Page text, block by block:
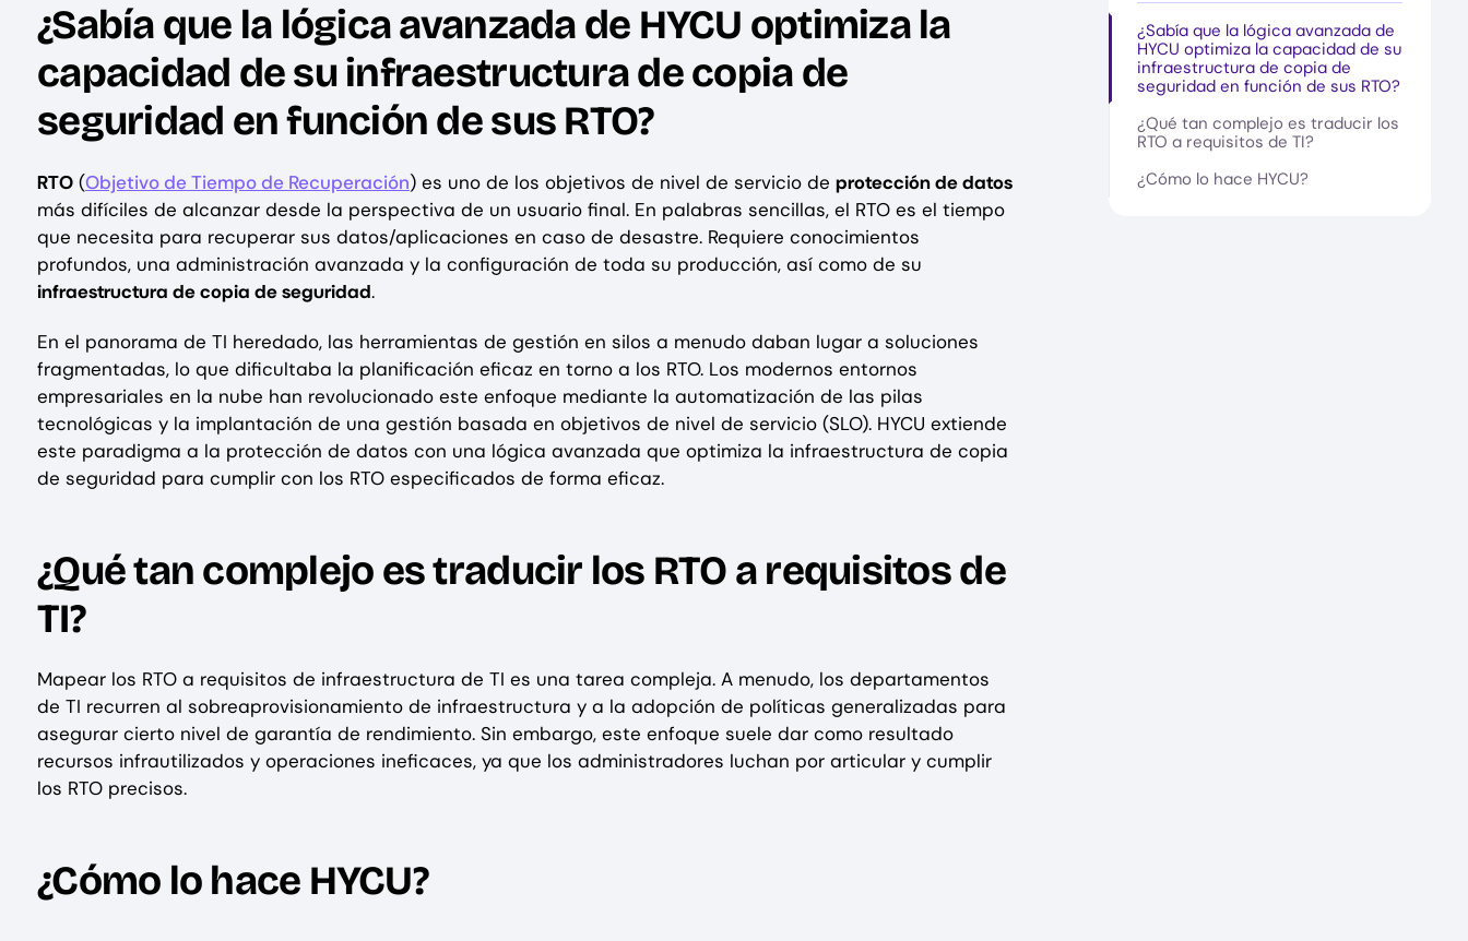
¿Sabía que la lógica avanzada de HYCU optimiza la
capacidad de su infraestructura de copia de
seguridad en función de sus RTO?
RTO (Objetivo de Tiempo de Recuperación) es uno de los objetivos de nivel de servicio de protección de datos
más difíciles de alcanzar desde la perspectiva de un usuario final. En palabras sencillas, el RTO es el tiempo
que necesita para recuperar sus datos/aplicaciones en caso de desastre. Requiere conocimientos
profundos, una administración avanzada y la configuración de toda su producción, así como de su
infraestructura de copia de seguridad.
En el panorama de TI heredado, las herramientas de gestión en silos a menudo daban lugar a soluciones
fragmentadas, lo que dificultaba la planificación eficaz en torno a los RTO. Los modernos entornos
empresariales en la nube han revolucionado este enfoque mediante la automatización de las pilas
tecnológicas y la implantación de una gestión basada en objetivos de nivel de servicio (SLO). HYCU extiende
este paradigma a la protección de datos con una lógica avanzada que optimiza la infraestructura de copia
de seguridad para cumplir con los RTO especificados de forma eficaz.
¿Qué tan complejo es traducir los RTO a requisitos de
TI?
Mapear los RTO a requisitos de infraestructura de TI es una tarea compleja. A menudo, los departamentos
de TI recurren al sobreaprovisionamiento de infraestructura y a la adopción de políticas generalizadas para
asegurar cierto nivel de garantía de rendimiento. Sin embargo, este enfoque suele dar como resultado
recursos infrautilizados y operaciones ineficaces, ya que los administradores luchan por articular y cumplir
los RTO precisos.
¿Cómo lo hace HYCU?
¿Sabía que la lógica avanzada de
HYCU optimiza la capacidad de su
infraestructura de copia de
seguridad en función de sus RTO?
¿Qué tan complejo es traducir los
RTO a requisitos de TI?
¿Cómo lo hace HYCU?